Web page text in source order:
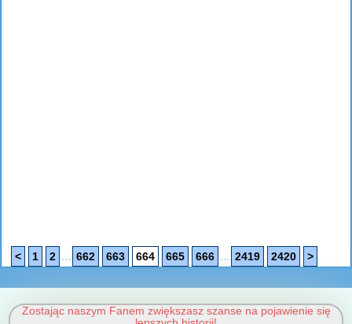
< 1 2 ... 662 663 664 665 666 ... 2419 2420 >
Zostając naszym Fanem zwiększasz szanse na pojawienie się